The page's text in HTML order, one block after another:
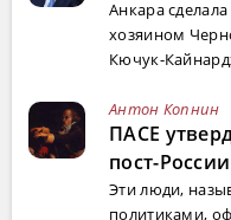
Анкара
хозяином
Кючук-
Антон Копнин
ПАСЕ
пост-России
Эти люди,
политиками,